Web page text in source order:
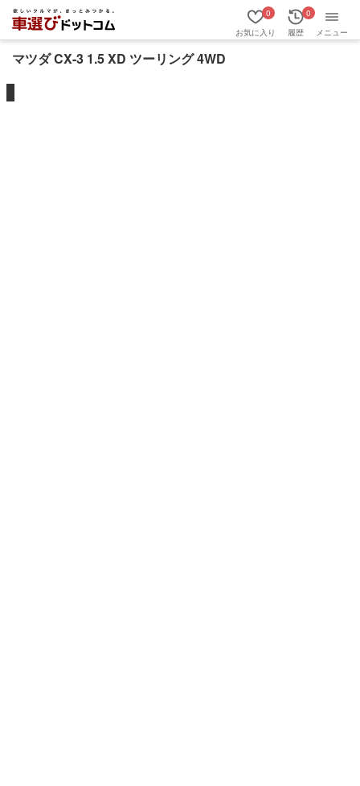
お気に入り
0
履歴
0
メニュー
マツダ CX-3 1.5 XD ツーリング 4WD